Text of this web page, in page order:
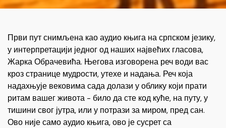
Први пут снимљена као аудио књига на српском језику,
у интерпретацији једног од наших највећих гласова,
Жарка Обрачевића. Његова изговорена реч води вас
кроз странице мудрости, утехе и надања. Реч која
надахњује вековима сада долази у облику који прати
ритам вашег живота - било да сте код куће, на путу, у
тишини свог јутра, или у потрази за миром, пред сан.
Ово није само аудио књига, ово је сусрет са